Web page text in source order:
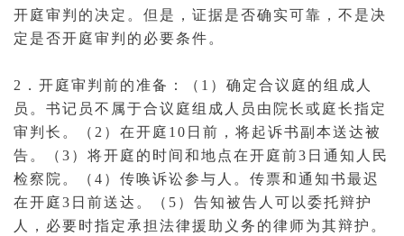
开庭审判的决定。但是，证据是否确实可靠，不是决
定是否开庭审 判的必要条件。
2．开庭审判前的准备：（1）确定合议庭 的组成人
员。书记员不属于合议庭组成人员由院长或庭长指定
审判长 。（2）在开庭10日前，将起诉书副本送达被
告 。（3）将开庭的时间和地点在开庭前3日通知人民
检察院。（4）传唤诉讼参与人。传票和通知书最迟
在开庭3日前送达。（5）告知被告人可以委托辩护
人
，必要时指定承担法律援助 义务的律师为其辩护 。